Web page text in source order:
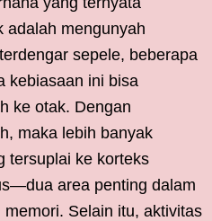
adalah mengunyah
sepele, beberapa
kebiasaan ini bisa
ke otak. Dengan
maka lebih banyak
tersuplai ke korteks
area penting dalam
Selain itu, aktivitas